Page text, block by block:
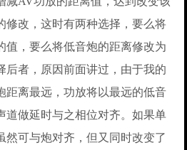
修改，这时有两种选择，要么将
值，要么将低音炮的距离修改为
后者，原因前面讲过，由于我的
距离最远，功放将以最远的低音
道做延时与之相位对齐。如果单
然可与炮对齐，但又同时改变了